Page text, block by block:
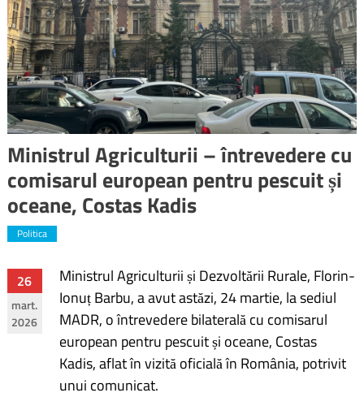
Ministrul Agriculturii – întrevedere cu
comisarul european pentru pescuit și
oceane, Costas Kadis
Politica
26
mart.
2026
Ministrul Agriculturii și Dezvoltării Rurale, Florin-
Ionuț Barbu, a avut astăzi, 24 martie, la sediul
MADR, o întrevedere bilaterală cu comisarul
european pentru pescuit și oceane, Costas
Kadis, aflat în vizită oficială în România, potrivit
unui comunicat.
Navigare
în
articole